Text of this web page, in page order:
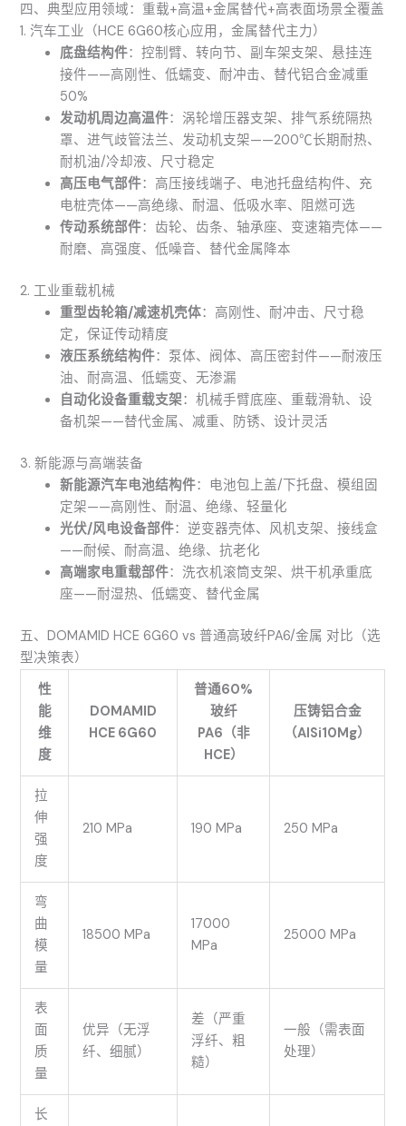
四、典型应用领域：重载+高温+金属替代+高表面场景全覆盖
1. 汽车工业（HCE 6G60核心应用，金属替代主力）
底盘结构件：控制臂、转向节、副车架支架、悬挂连
接件——高刚性、低蠕变、耐冲击、替代铝合金减重
50%
发动机周边高温件：涡轮增压器支架、排气系统隔热
罩、进气歧管法兰、发动机支架——200℃长期耐热、
耐机油/冷却液、尺寸稳定
高压电气部件：高压接线端子、电池托盘结构件、充
电桩壳体——高绝缘、耐温、低吸水率、阻燃可选
传动系统部件：齿轮、齿条、轴承座、变速箱壳体——
耐磨、高强度、低噪音、替代金属降本
2. 工业重载机械
重型齿轮箱/减速机壳体：高刚性、耐冲击、尺寸稳
定，保证传动精度
液压系统结构件：泵体、阀体、高压密封件——耐液压
油、耐高温、低蠕变、无渗漏
自动化设备重载支架：机械手臂底座、重载滑轨、设
备机架——替代金属、减重、防锈、设计灵活
3. 新能源与高端装备
新能源汽车电池结构件：电池包上盖/下托盘、模组固
定架——高刚性、耐温、绝缘、轻量化
光伏/风电设备部件：逆变器壳体、风机支架、接线盒
——耐候、耐高温、绝缘、抗老化
高端家电重载部件：洗衣机滚筒支架、烘干机承重底
座——耐湿热、低蠕变、替代金属
五、DOMAMID HCE 6G60 vs 普通高玻纤PA6/金属 对比（选
型决策表）
性
能
维
度
DOMAMID
HCE 6G60
普通60%
玻纤
PA6（非
HCE）
压铸铝合金
（AlSi10Mg）
拉
伸
强
度
210 MPa 190 MPa 250 MPa
弯
曲
模
量
18500 MPa
17000
MPa
25000 MPa
表
面
质
量
优异（无浮
纤、细腻）
差（严重
浮纤、粗
糙）
一般（需表面
处理）
长